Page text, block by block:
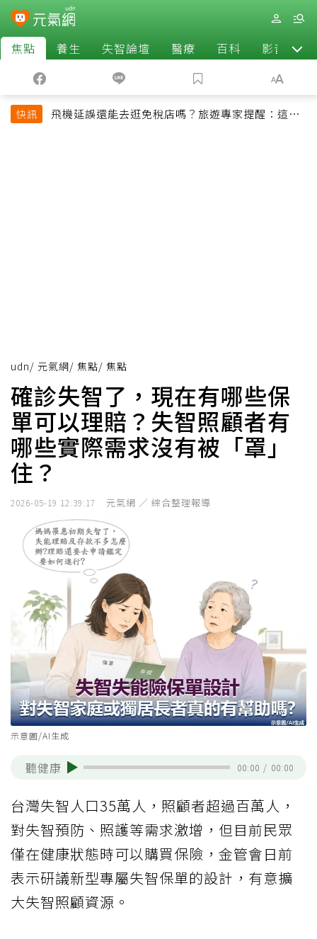
焦點 養生 失智論壇 醫療 百科 影音
快訊
飛機延誤還能去逛免稅店嗎？旅遊專家提醒：這個
udn/ 元氣網/ 焦點/ 焦點
確診失智了，現在有哪些保
單可以理賠？失智照顧者有
哪些實際需求沒有被「罩」
住？
2026-05-19 12:39:17 元氣網 ／ 綜合整理報導
示意圖/AI生成
聽健康 00:00 / 00:00
台灣失智人口35萬人，照顧者超過百萬人，
對失智預防、照護等需求激增，但目前民眾
僅在健康狀態時可以購買保險，金管會日前
表示研議新型專屬失智保單的設計，有意擴
大失智照顧資源。